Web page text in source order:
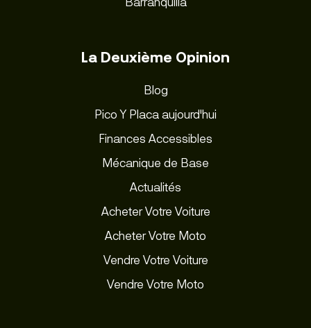
La Deuxième Opinion
Blog
Pico Y Placa aujourd'hui
Finances Accessibles
Mécanique de Base
Actualités
Acheter Votre Voiture
Acheter Votre Moto
Vendre Votre Voiture
Vendre Votre Moto